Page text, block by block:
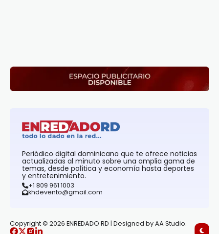
Periódico digital dominicano que te ofrece noticias
actualizadas al minuto sobre una amplia gama de
temas, desde política y economía hasta deportes
y entretenimiento.
+1 809 961 1003
khdevento@gmail.com
Copyright © 2026 ENREDADO RD | Designed by AA Studio.